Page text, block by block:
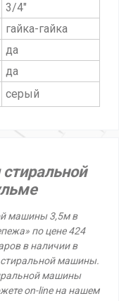
3/4"
гайка-гайка
да
да
серый
машины 3,5м в
по цене 424
в наличии в
машины.
машины
on-line на нашем